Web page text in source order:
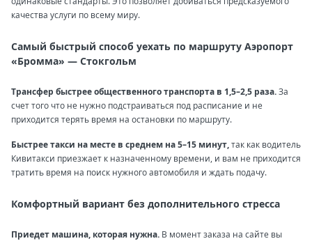
качества услуги по всему миру.
Самый быстрый способ уехать по маршруту Аэропорт
«Бромма» — Стокгольм
Трансфер быстрее общественного транспорта в 1,5–2,5 раза.За
счет того что не нужно подстраиваться под расписание и не
приходится терять время на остановки по маршруту.
Быстрее такси на месте в среднем на 5–15 минут,так как водитель
Кивитакси приезжает к назначенному времени, и вам не приходится
тратить время на поиск нужного автомобиля и ждать подачу.
Комфортный вариант без дополнительного стресса
Приедет машина, которая нужна. В момент заказа на сайте вы